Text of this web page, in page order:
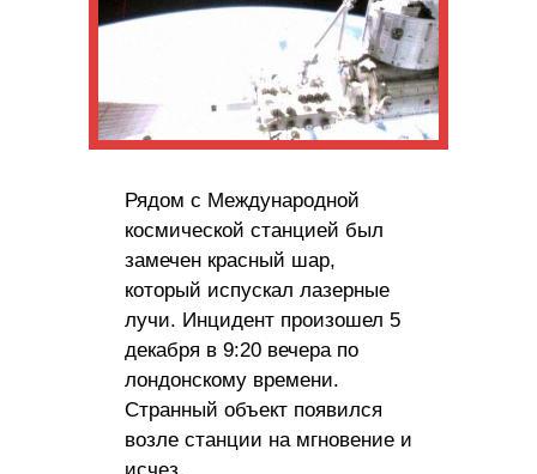
Рядом с Международной
космической станцией был
замечен красный шар,
который испускал лазерные
лучи. Инцидент произошел 5
декабря в 9:20 вечера по
лондонскому времени.
Странный объект появился
возле станции на мгновение и
исчез.